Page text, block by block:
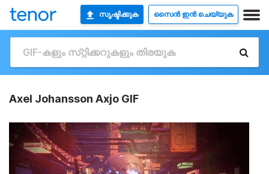
സൃഷ്ടിക്കുക സൈൻ ഇൻ ചെയ്യുക
Axel Johansson Axjo GIF